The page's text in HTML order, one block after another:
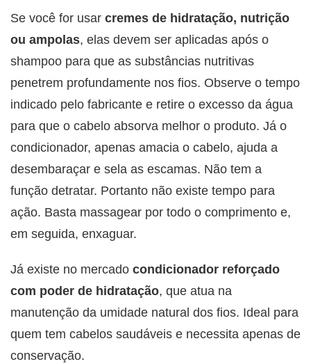
Se você for usar cremes de hidratação, nutrição
ou ampolas, elas devem ser aplicadas após o
shampoo para que as substâncias nutritivas
penetrem profundamente nos fios. Observe o tempo
indicado pelo fabricante e retire o excesso da água
para que o cabelo absorva melhor o produto. Já o
condicionador, apenas amacia o cabelo, ajuda a
desembaraçar e sela as escamas. Não tem a
função detratar. Portanto não existe tempo para
ação. Basta massagear por todo o comprimento e,
em seguida, enxaguar.
Já existe no mercado condicionador reforçado
com poder de hidratação, que atua na
manutenção da umidade natural dos fios. Ideal para
quem tem cabelos saudáveis e necessita apenas de
conservação.